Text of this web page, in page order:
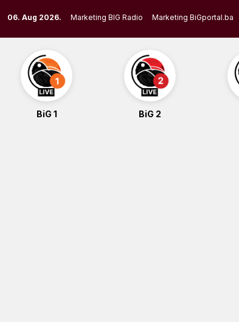
to
content
06. Aug 2026. Marketing BIG Radio Marketing BiGportal.ba
BiG 1 BiG 2